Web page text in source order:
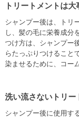
トリートメントは
シャンプー後は、トリ
し、髪の毛に栄養成分
つけ方は、シャンプー
らたっぷりつけること
染ませるために、コー
洗い流さないトリー
シャンプー後に使用す